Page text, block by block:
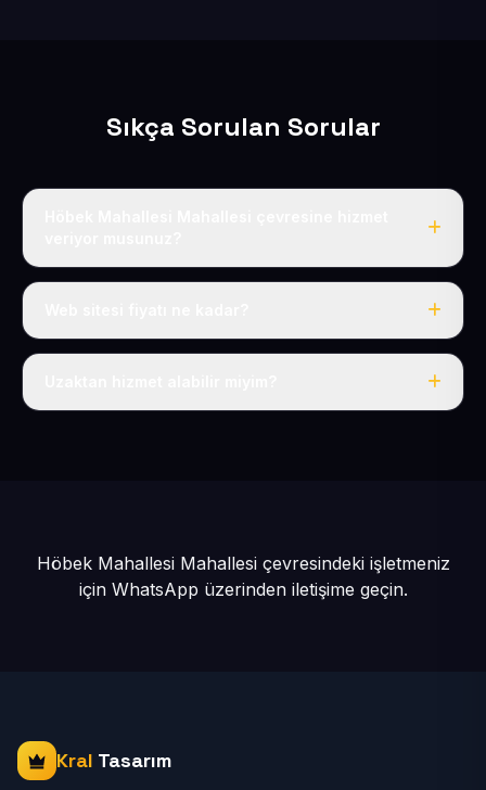
Sıkça Sorulan Sorular
Evet, Höbek Mahallesi dahil tüm Güneşli ve Kocasinan
Tek fiyat: yılda 50 USD + KDV, her şey dahil.
Höbek Mahallesi Mahallesi çevresindeki işletmeniz
için WhatsApp üzerinden iletişime geçin.
Kral Tasarım